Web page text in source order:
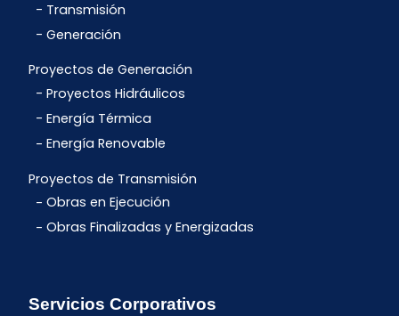
Transmisión
Generación
Proyectos de Generación
Proyectos Hidráulicos
Energía Térmica
Energía Renovable
Proyectos de Transmisión
Obras en Ejecución
Obras Finalizadas y Energizadas
Servicios Corporativos